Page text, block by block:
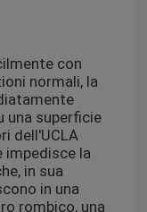
con
normali, la
una superficie
dell'UCLA
impedisce la
in sua
in una
rombico, una